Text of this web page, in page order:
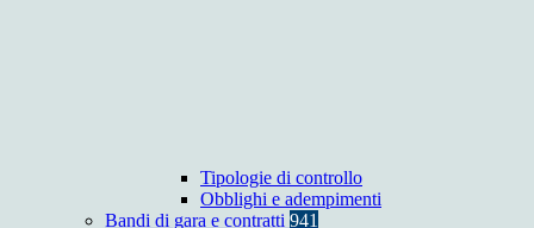
Tipologie di controllo
Obblighi e adempimenti
Bandi di gara e contratti 941